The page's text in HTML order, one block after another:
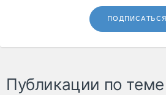
ПОДПИСАТЬСЯ
Публикации по теме